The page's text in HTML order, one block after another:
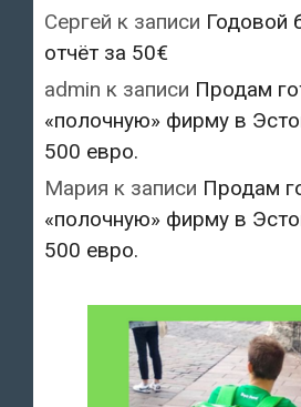
Сергей к записи Годовой
отчёт за 50€
admin к записи Продам
«полочную» фирму в
500 евро.
Мария к записи Продам
«полочную» фирму в
500 евро.